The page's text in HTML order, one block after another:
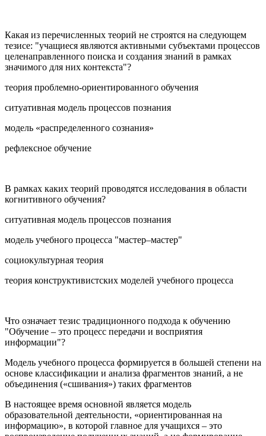
Какая из перечисленных теорий не строятся на следующем
тезисе: "учащиеся являются активными субъектами процессов
целенаправленного поиска и создания знаний в рамках
значимого для них контекста"?
теория проблемно-ориентированного обучения
ситуативная модель процессов познания
модель «распределенного сознания»
рефлексное обучение
В рамках каких теорий проводятся исследования в области
когнитивного обучения?
ситуативная модель процессов познания
модель учебного процесса "мастер–мастер"
социокультурная теория
теория конструктивистских моделей учебного процесса
Что означает тезис традиционного подхода к обучению
"Обучение – это процесс передачи и восприятия
информации"?
Модель учебного процесса формируется в большей степени на
основе классификации и анализа фрагментов знаний, а не
объединения («сшивания») таких фрагментов
В настоящее время основной является модель
образовательной деятельности, «ориентированная на
информацию», в которой главное для учащихся – это